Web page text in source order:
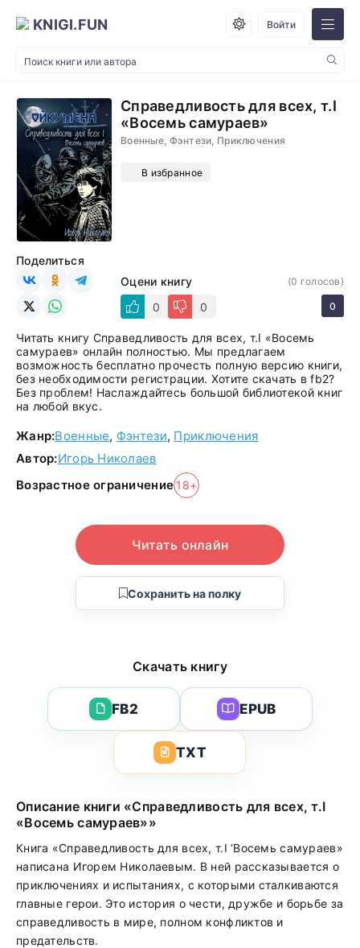
KNIGI.FUN Войти
Справедливость для всех, т.I
«Восемь самураев»
Военные, Фэнтези, Приключения
В избранное
Оцени книгу
0
0
(0 голосов)
0
Поделиться
Читать книгу Справедливость для всех, т.I «Восемь
самураев» онлайн полностью. Мы предлагаем
возможность бесплатно прочесть полную версию книги,
без необходимости регистрации. Хотите скачать в fb2?
Без проблем! Наслаждайтесь большой библиотекой книг
на любой вкус.
Жанр:Военные, Фэнтези, Приключения
Автор:Игорь Николаев
Возрастное ограничение 18+
Читать онлайн
Сохранить на полку
Скачать книгу
FB2 EPUB
TXT
Описание книги «Справедливость для всех, т.I
«Восемь самураев»»
Книга «Справедливость для всех, т.I ‘Восемь самураев»
написана Игорем Николаевым. В ней рассказывается о
приключениях и испытаниях, с которыми сталкиваются
главные герои. Это история о чести, дружбе и борьбе за
справедливость в мире, полном конфликтов и
предательств.